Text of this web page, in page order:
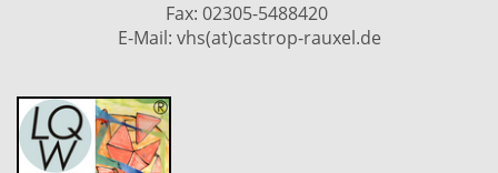
Fax: 02305-5488420
E-Mail: vhs(at)castrop-rauxel.de